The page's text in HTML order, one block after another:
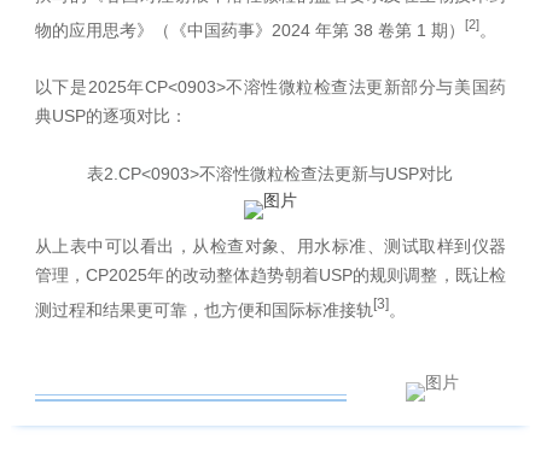
物的应用思考》（《中国药事》2024 年第 38 卷第 1 期）
[2]。
以下是2025年CP<0903>不溶性微粒检查法更新部分与美国药
典USP的逐项对比：
表2.CP<0903>不溶性微粒检查法更新与USP对比
从上表中可以看出，从检查对象、用水标准、测试取样到仪器
管理，CP2025年的改动整体趋势朝着USP的规则调整，既让检
测过程和结果更可靠，也方便和国际标准接轨 [3]。